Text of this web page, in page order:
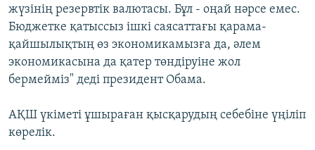
жүзінің резервтік валютасы. Бұл - оңай нәрсе емес.
Бюджетке қатыссыз ішкі саясаттағы қарама-
қайшылықтың өз экономикамызға да, әлем
экономикасына да қатер төндіруіне жол
бермейміз" деді президент Обама.
АҚШ үкіметі ұшыраған қысқарудың себебіне үңіліп
көрелік.